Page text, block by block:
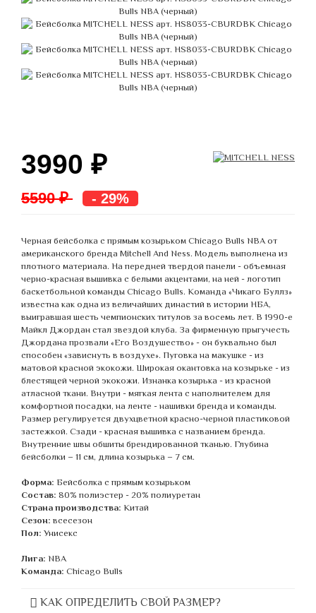
3990 ₽
5590 ₽ - 29%
Черная бейсболка с прямым козырьком Chicago Bulls NBA от
американского бренда Mitchell And Ness. Модель выполнена из
плотного материала. На передней твердой панели - объемная
черно-красная вышивка с белыми акцентами, на ней - логотип
баскетбольной команды Chicago Bulls. Команда «Чикаго Буллз»
известна как одна из величайших династий в истории НБА,
выигравшая шесть чемпионских титулов за восемь лет. В 1990-е
Майкл Джордан стал звездой клуба. За фирменную прыгучесть
Джордана прозвали «Его Воздушество» - он буквально был
способен «зависнуть в воздухе». Пуговка на макушке - из
матовой красной экокожи. Широкая окантовка на козырьке - из
блестящей черной экокожи. Изнанка козырька - из красной
атласной ткани. Внутри - мягкая лента с наполнителем для
комфортной посадки, на ленте - нашивки бренда и команды.
Размер регулируется двухцветной красно-черной пластиковой
застежкой. Сзади - красная вышивка с названием бренда.
Внутренние швы обшиты брендированной тканью. Глубина
бейсболки – 11 см, длина козырька – 7 см.
Форма: Бейсболка с прямым козырьком
Состав: 80% полиэстер - 20% полиуретан
Страна производства: Китай
Сезон: всесезон
Пол: Унисекс
Лига: NBA
Команда: Chicago Bulls
КАК ОПРЕДЕЛИТЬ СВОЙ РАЗМЕР?